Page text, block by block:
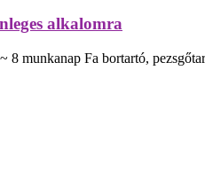
alkalomra
8 munkanap Fa bortartó,